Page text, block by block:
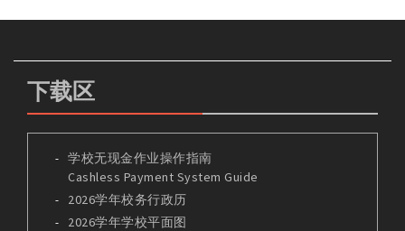
下载区
学校无现金作业操作指南
Cashless Payment System Guide
2026学年校务行政历
2026学年学校平面图